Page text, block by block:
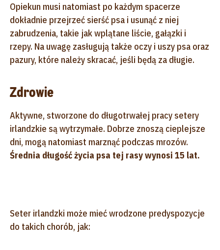
Opiekun musi natomiast po każdym spacerze
dokładnie przejrzeć sierść psa i usunąć z niej
zabrudzenia, takie jak wplątane liście, gałązki i
rzepy. Na uwagę zasługują także oczy i uszy psa oraz
pazury, które należy skracać, jeśli będą za długie.
Zdrowie
Aktywne, stworzone do długotrwałej pracy setery
irlandzkie są wytrzymałe. Dobrze znoszą cieplejsze
dni, mogą natomiast marznąć podczas mrozów.
Średnia długość życia psa tej rasy wynosi 15 lat.
Seter irlandzki może mieć wrodzone predyspozycje
do takich chorób, jak: